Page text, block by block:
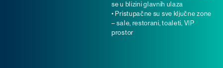
se u blizini glavnih ulaza
• Pristupačne su sve ključne zone
– sale, restorani, toaleti, VIP
prostor